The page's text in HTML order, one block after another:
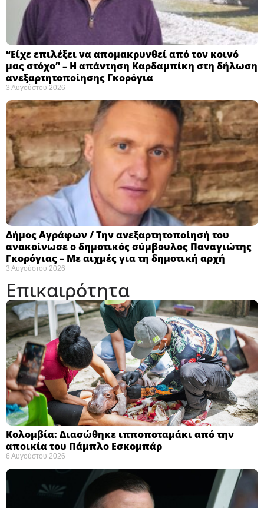
“Είχε επιλέξει να απομακρυνθεί από τον κοινό
μας στόχο” – Η απάντηση Καρδαμπίκη στη δήλωση
ανεξαρτητοποίησης Γκορόγια
3 Αυγούστου 2026
Δήμος Αγράφων / Την ανεξαρτητοποίησή του
ανακοίνωσε ο δημοτικός σύμβουλος Παναγιώτης
Γκορόγιας – Με αιχμές για τη δημοτική αρχή
3 Αυγούστου 2026
Επικαιρότητα
Κολομβία: Διασώθηκε ιπποποταμάκι από την
αποικία του Πάμπλο Εσκομπάρ ​
6 Αυγούστου 2026